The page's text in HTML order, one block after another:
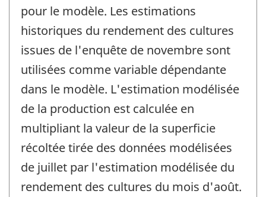
pour le modèle. Les estimations
historiques du rendement des cultures
issues de l'enquête de novembre sont
utilisées comme variable dépendante
dans le modèle. L'estimation modélisée
de la production est calculée en
multipliant la valeur de la superficie
récoltée tirée des données modélisées
de juillet par l'estimation modélisée du
rendement des cultures du mois d'août.